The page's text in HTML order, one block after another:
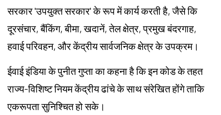
सरकार 'उपयुक्त सरकार' के रूप में कार्य करती है, जैसे कि
दूरसंचार, बैंकिंग, बीमा, खदानें, तेल क्षेत्र, प्रमुख बंदरगाह,
हवाई परिवहन, और केंद्रीय सार्वजनिक क्षेत्र के उपक्रम।
ईवाई इंडिया के पुनीत गुप्ता का कहना है कि इन कोड के तहत
राज्य-विशिष्ट नियम केंद्रीय ढांचे के साथ संरेखित होंगे ताकि
एकरूपता सुनिश्चित हो सके।